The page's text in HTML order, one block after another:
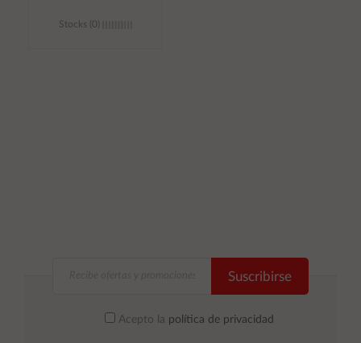
Stocks (0)
Suscribirse
Acepto la política de privacidad